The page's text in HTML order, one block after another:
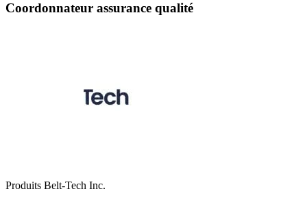
Coordonnateur assurance qualité
Produits Belt-Tech Inc.